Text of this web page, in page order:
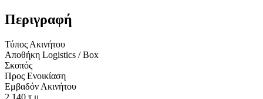
Περιγραφή
Τύπος Ακινήτου
Αποθήκη Logistics / Box
Σκοπός
Προς Ενοικίαση
Εμβαδόν Ακινήτου
2.140 τ.μ